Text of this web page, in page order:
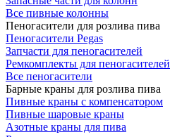
Все пивные колонны
Пеногасители для розлива пива
Пеногасители Pegas
Запчасти для пеногасителей
Ремкомплекты для пеногасителей
Все пеногасители
Барные краны для розлива пива
Пивные краны с компенсатором
Пивные шаровые краны
Азотные краны для пива